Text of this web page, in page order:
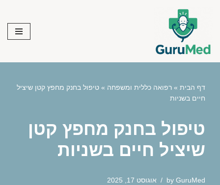
content
דף הבית » רפואה כללית ומשפחה » טיפול בחנק מחפץ קטן שיציל
חיים בשניות
טיפול בחנק מחפץ קטן
שיציל חיים בשניות
by GuruMed אוגוסט 17, 2025